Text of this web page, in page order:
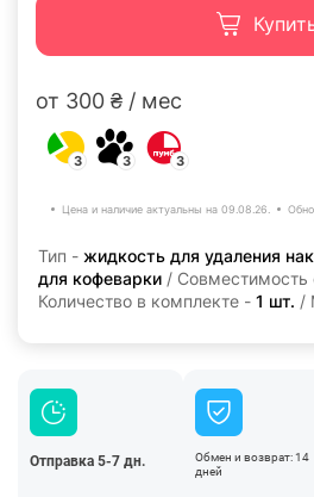
от 300 ₴ / мес
3 3 3
Цена и наличие актуальны на 09.08.26.
Тип - жидкость для удаления
для кофеварки /
Количество в комплекте - 1 шт. /
Отправка 5-7 дн.
Обмен и возврат: 14
дней